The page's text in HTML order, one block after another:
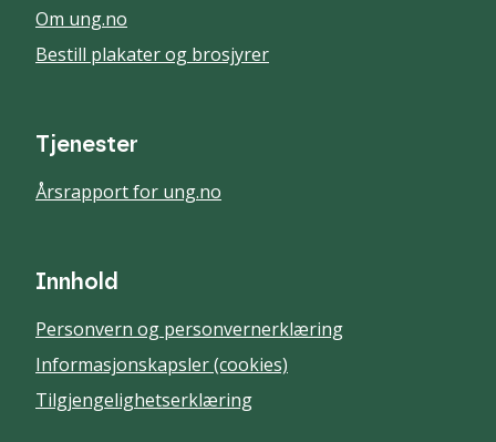
Om ung.no
Bestill plakater og brosjyrer
Tjenester
Årsrapport for ung.no
Innhold
Personvern og personvernerklæring
Informasjonskapsler (cookies)
Tilgjengelighetserklæring